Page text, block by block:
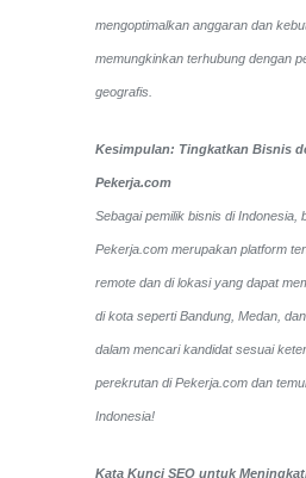
mengoptimalkan anggaran dan
memungkinkan terhubung dengan
geografis.
Kesimpulan: Tingkatkan Bisnis
Pekerja.com
Sebagai pemilik bisnis di Indonesia,
Pekerja.com merupakan platform
remote dan di lokasi yang dapat
di kota seperti Bandung, Medan,
dalam mencari kandidat sesuai
perekrutan di Pekerja.com dan
Indonesia!
Kata Kunci SEO untuk